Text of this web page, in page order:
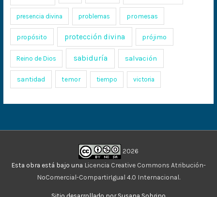
presencia divina problemas promesas
propósito protección divina prójimo
Reino de Dios sabiduría salvación
santidad temor tiempo victoria
2026
Esta obra está bajo una Licencia Creative Commons Atribución-
NoComercial-CompartirIgual 4.0 Internacional.